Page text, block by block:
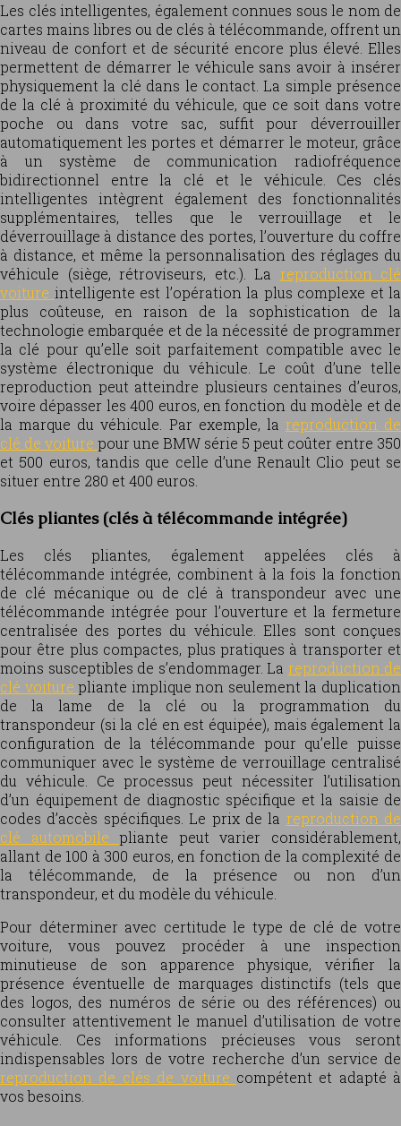
Les clés intelligentes, également connues sous le nom de
cartes mains libres ou de clés à télécommande, offrent un
niveau de confort et de sécurité encore plus élevé. Elles
permettent de démarrer le véhicule sans avoir à insérer
physiquement la clé dans le contact. La simple présence
de la clé à proximité du véhicule, que ce soit dans votre
poche ou dans votre sac, suffit pour déverrouiller
automatiquement les portes et démarrer le moteur, grâce
à un système de communication radiofréquence
bidirectionnel entre la clé et le véhicule. Ces clés
intelligentes intègrent également des fonctionnalités
supplémentaires, telles que le verrouillage et le
déverrouillage à distance des portes, l’ouverture du coffre
à distance, et même la personnalisation des réglages du
véhicule (siège, rétroviseurs, etc.). La reproduction clé
voiture intelligente est l’opération la plus complexe et la
plus coûteuse, en raison de la sophistication de la
technologie embarquée et de la nécessité de programmer
la clé pour qu’elle soit parfaitement compatible avec le
système électronique du véhicule. Le coût d’une telle
reproduction peut atteindre plusieurs centaines d’euros,
voire dépasser les 400 euros, en fonction du modèle et de
la marque du véhicule. Par exemple, la reproduction de
clé de voiture pour une BMW série 5 peut coûter entre 350
et 500 euros, tandis que celle d’une Renault Clio peut se
situer entre 280 et 400 euros.
Clés pliantes (clés à télécommande intégrée)
Les clés pliantes, également appelées clés à
télécommande intégrée, combinent à la fois la fonction
de clé mécanique ou de clé à transpondeur avec une
télécommande intégrée pour l’ouverture et la fermeture
centralisée des portes du véhicule. Elles sont conçues
pour être plus compactes, plus pratiques à transporter et
moins susceptibles de s’endommager. La reproduction de
clé voiturepliante implique non seulement la duplication
de la lame de la clé ou la programmation du
transpondeur (si la clé en est équipée), mais également la
configuration de la télécommande pour qu’elle puisse
communiquer avec le système de verrouillage centralisé
du véhicule. Ce processus peut nécessiter l’utilisation
d’un équipement de diagnostic spécifique et la saisie de
codes d’accès spécifiques. Le prix de la reproduction de
clé automobilepliante peut varier considérablement,
allant de 100 à 300 euros, en fonction de la complexité de
la télécommande, de la présence ou non d’un
transpondeur, et du modèle du véhicule.
Pour déterminer avec certitude le type de clé de votre
voiture, vous pouvez procéder à une inspection
minutieuse de son apparence physique, vérifier la
présence éventuelle de marquages distinctifs (tels que
des logos, des numéros de série ou des références) ou
consulter attentivement le manuel d’utilisation de votre
véhicule. Ces informations précieuses vous seront
indispensables lors de votre recherche d’un service de
reproduction de clés de voiture compétent et adapté à
vos besoins.